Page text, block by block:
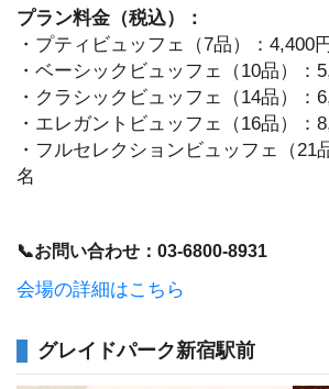
プラン料金（税込）：
・プティビュッフェ（7品）：4,400
・ベーシックビュッフェ（10品）：
・クラシックビュッフェ（14品）：
・エレガントビュッフェ（16品）：
・フルセレクションビュッフェ（21
名
📞お問い合わせ：03-6800-8931
会場の詳細はこちら
グレイドパーク新宿駅前